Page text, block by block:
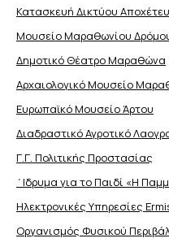
Κατασκευή Δικτύου
Μουσείο Μαραθωνίου
Δημοτικό Θέατρο Μαραθώνα
Αρχαιολογικό Μουσείο
Ευρωπαϊκό Μουσείο Άρτου
Διαδραστικό Αγροτικό
Γ.Γ. Πολιτικής Προστασίας
΄Ιδρυμα για το Παιδί «Η
Ηλεκτρονικές Υπηρεσίες
Οργανισμός Φυσικού